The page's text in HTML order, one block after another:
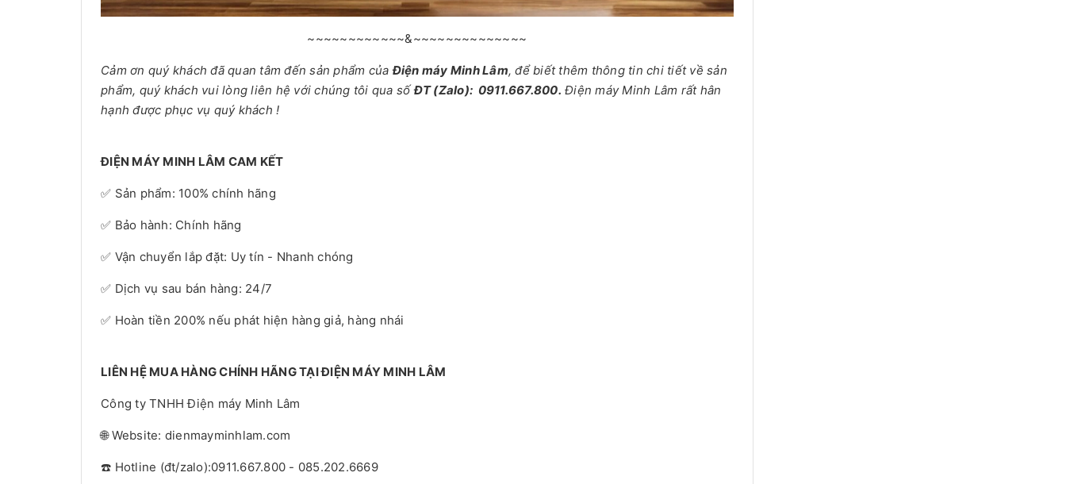
~~~~~~~~~~~~&~~~~~~~~~~~~~~
Cảm ơn quý khách đã quan tâm đến sản phẩm củaĐiện máy Minh Lâm, để biết thêm thông tin chi tiết về sản
phẩm, quý khách vui lòng liên hệ với chúng tôi qua sốĐT (Zalo): 0911.667.800. Điện máy Minh Lâm rất hân
hạnh được phục vụ quý khách !
ĐIỆN MÁY MINH LÂM CAM KẾT
✅ Sản phẩm: 100% chính hãng
✅ Bảo hành: Chính hãng
✅ Vận chuyển lắp đặt: Uy tín - Nhanh chóng
✅ Dịch vụ sau bán hàng: 24/7
✅ Hoàn tiền 200% nếu phát hiện hàng giả, hàng nhái
LIÊN HỆ MUA HÀNG CHÍNH HÃNG TẠI ĐIỆN MÁY MINH LÂM
Công ty TNHH Điện máy Minh Lâm
🌐 Website: dienmayminhlam.com
☎️ Hotline (đt/zalo):0911.667.800 - 085.202.6669